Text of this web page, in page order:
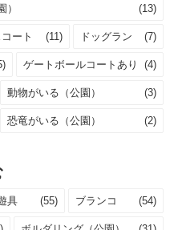
(13)
ート (11) ドッグラン (7)
ゲートボールコートあり (4)
動物がいる（公園） (3)
恐竜がいる（公園） (2)
具 (55) ブランコ (54)